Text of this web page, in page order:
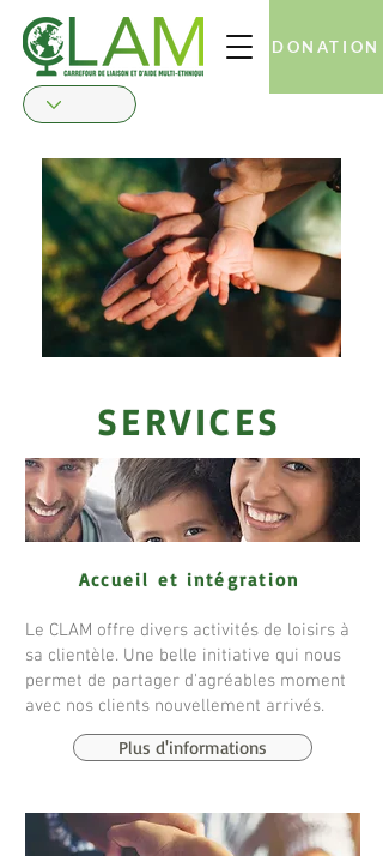
DONATION
SERVICES
Accueil et intégration
Le CLAM offre divers activités de loisirs à
sa clientèle. Une belle initiative qui nous
permet de partager d'agréables moment
avec nos clients nouvellement arrivés.
Plus d'informations